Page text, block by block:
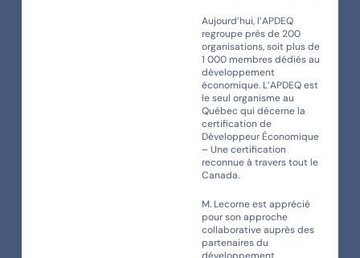
Aujourd’hui, l’APDEQ
regroupe près de 200
organisations, soit plus de
1 000 membres dédiés au
développement
économique. L’APDEQ est
le seul organisme au
Québec qui décerne la
certification de
Développeur Économique
– Une certification
reconnue à travers tout le
Canada.
M. Lecorne est apprécié
pour son approche
collaborative auprès des
partenaires du